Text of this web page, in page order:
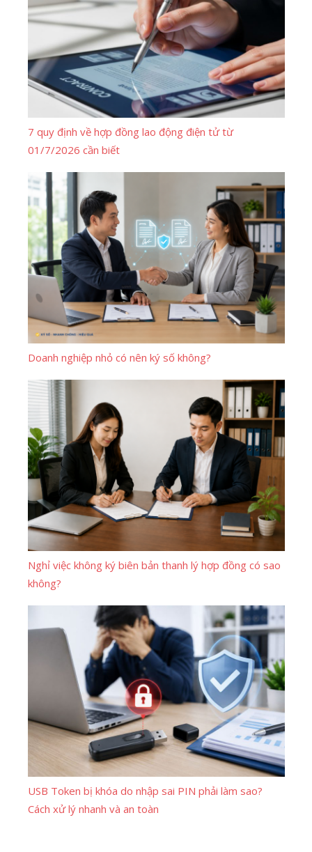
7 quy định về hợp đồng lao động điện tử từ
01/7/2026 cần biết
Doanh nghiệp nhỏ có nên ký số không?
Nghỉ việc không ký biên bản thanh lý hợp đồng có sao
không?
USB Token bị khóa do nhập sai PIN phải làm sao?
Cách xử lý nhanh và an toàn